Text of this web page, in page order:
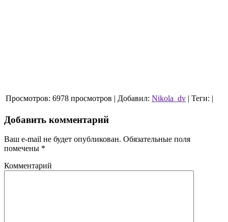
Просмотров: 6978 просмотров | Добавил: Nikola_dv | Теги: |
Добавить комментарий
Ваш e-mail не будет опубликован. Обязательные поля
помечены *
Комментарий